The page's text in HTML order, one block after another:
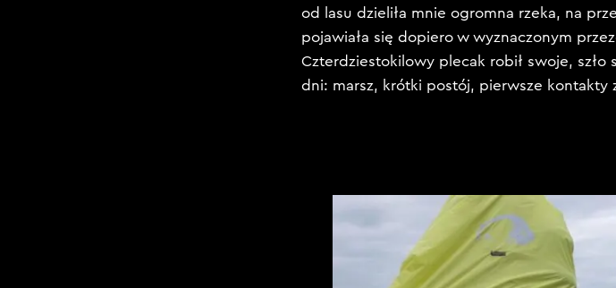
od lasu dzieliła mnie ogromna rzeka, na
pojawiała się dopiero w wyznaczonym
Czterdziestokilowy plecak robił swoje,
dni: marsz, krótki postój, pierwsze kontakty